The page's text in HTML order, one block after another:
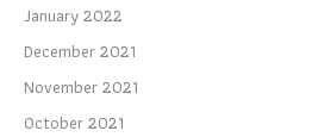
January 2022
December 2021
November 2021
October 2021